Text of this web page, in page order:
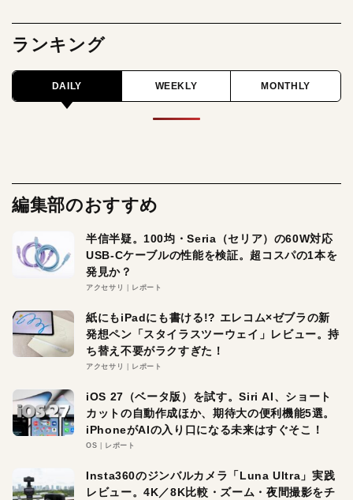
ランキング
DAILY WEEKLY MONTHLY
編集部のおすすめ
半信半疑。100均・Seria（セリア）の60W対応
USB-Cケーブルの性能を検証。超コスパの1本を
発見か？
アクセサリ レポート
紙にもiPadにも書ける!? エレコム×ゼブラの新
発想ペン「スタイラスツーウェイ」レビュー。持
ち替え不要がラクすぎた！
アクセサリ レポート
iOS 27（ベータ版）を試す。Siri AI、ショート
カットの自動作成ほか、期待大の便利機能5選。
iPhoneがAIの入り口になる未来はすぐそこ！
OS レポート
Insta360のジンバルカメラ「Luna Ultra」実践
レビュー。4K／8K比較・ズーム・夜間撮影をチ